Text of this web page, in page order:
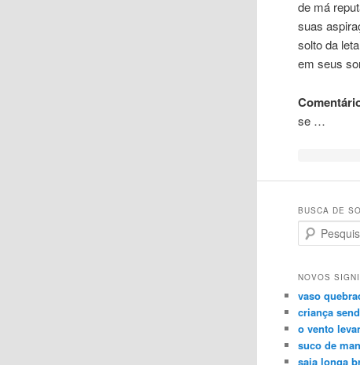
de má
suas
solto da
em seus
se …
BUSCA DE
Search
NOVOS
vaso
criança
o vento
suco de
saia longa